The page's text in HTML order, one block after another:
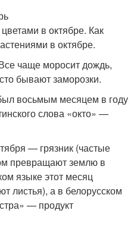
в октябре. Как
в октябре.
чаще моросит дождь,
бывают заморозки.
восьмым месяцем в году
слова «окто» —
— грязник (частые
превращают землю в
языке этот месяц
листья), а в белорусском
— продукт